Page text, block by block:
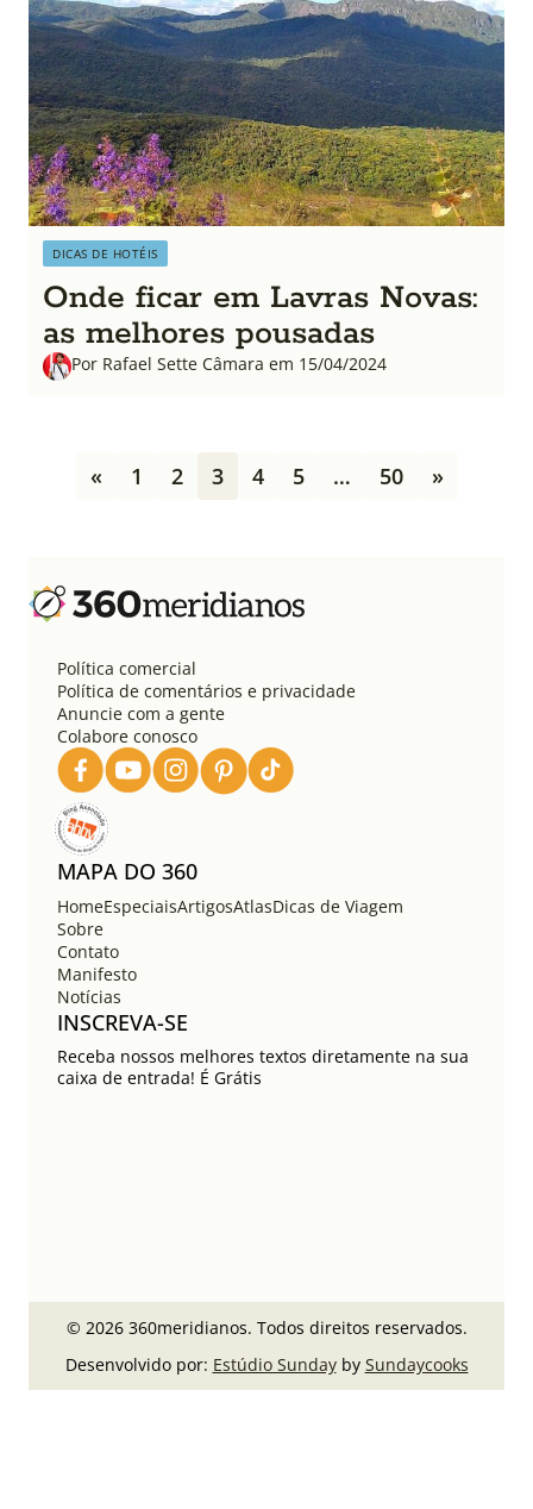
DICAS DE HOTÉIS
Onde ficar em Lavras Novas:
as melhores pousadas
Por Rafael Sette Câmara em 15/04/2024
a
ç
« 1 2 3 4 5 … 50 »
Política comercial
Política de comentários e privacidade
Anuncie com a gente
Colabore conosco
MAPA DO 360
HomeEspeciaisArtigosAtlasDicas de Viagem
Sobre
Contato
Manifesto
Notícias
INSCREVA-SE
Receba nossos melhores textos diretamente na sua
caixa de entrada! É Grátis
© 2026 360meridianos. Todos direitos reservados.
Desenvolvido por: Estúdio Sundayby Sundaycooks